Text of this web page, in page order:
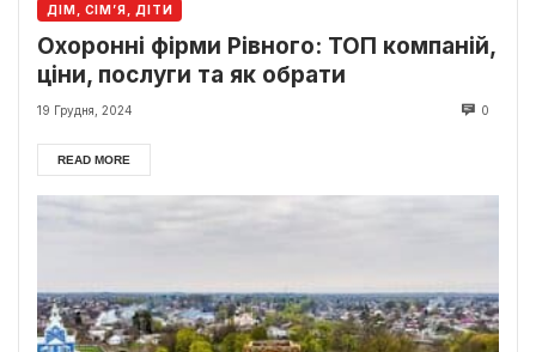
ДІМ, СІМ’Я, ДІТИ
Охоронні фірми Рівного: ТОП компаній,
ціни, послуги та як обрати
19 Грудня, 2024 0
READ MORE